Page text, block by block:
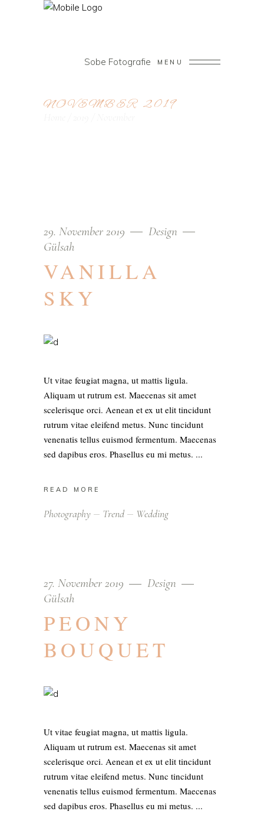
Sobe Fotografie MENU
NOVEMBER 2019
29. November 2019
Design
Gülsah
VANILLA
SKY
Ut vitae feugiat magna, ut mattis ligula.
Aliquam ut rutrum est. Maecenas sit amet
scelerisque orci. Aenean et ex ut elit tincidunt
rutrum vitae eleifend metus. Nunc tincidunt
venenatis tellus euismod fermentum. Maecenas
sed dapibus eros. Phasellus eu mi metus.
READ MORE
Photography Trend Wedding
27. November 2019
Design
Gülsah
PEONY
BOUQUET
Ut vitae feugiat magna, ut mattis ligula.
Aliquam ut rutrum est. Maecenas sit amet
scelerisque orci. Aenean et ex ut elit tincidunt
rutrum vitae eleifend metus. Nunc tincidunt
venenatis tellus euismod fermentum. Maecenas
sed dapibus eros. Phasellus eu mi metus.